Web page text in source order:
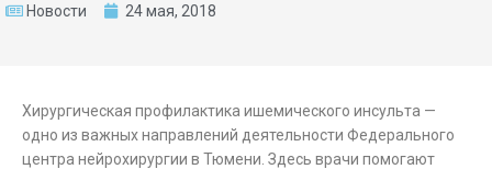
Новости 24 мая, 2018
Хирургическая профилактика ишемического инсульта —
одно из важных направлений деятельности Федерального
центра нейрохирургии в Тюмени. Здесь врачи помогают